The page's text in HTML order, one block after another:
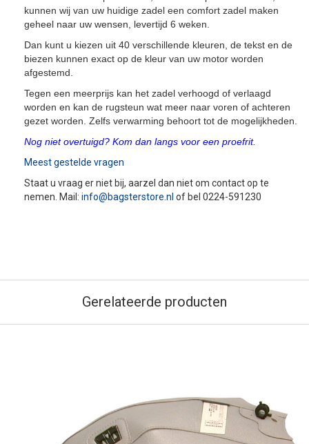
kunnen wij van uw huidige zadel een comfort zadel maken
geheel naar uw wensen, levertijd 6 weken.
Dan kunt u kiezen uit 40 verschillende kleuren, de tekst en de
biezen kunnen exact op de kleur van uw motor worden
afgestemd.
Tegen een meerprijs kan het zadel verhoogd of verlaagd
worden en kan de rugsteun wat meer naar voren of achteren
gezet worden. Zelfs verwarming behoort tot de mogelijkheden.
Nog niet overtuigd? Kom dan langs voor een proefrit.
Meest gestelde vragen
Staat u vraag er niet bij, aarzel dan niet om contact op te
nemen. Mail: info@bagsterstore.nl of bel 0224-591230
Gerelateerde producten